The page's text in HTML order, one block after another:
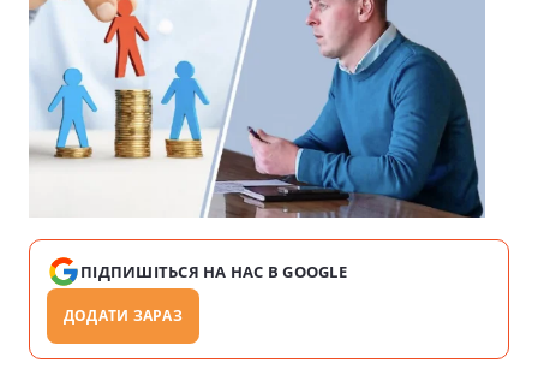
ПІДПИШІТЬСЯ НА НАС В GOOGLE
ДОДАТИ ЗАРАЗ